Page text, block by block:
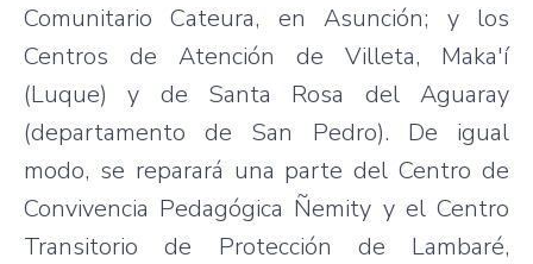
Comunitario Cateura, en Asunción; y los
Centros de Atención de Villeta, Maka'í
(Luque) y de Santa Rosa del Aguaray
(departamento de San Pedro). De igual
modo, se reparará una parte del Centro de
Convivencia Pedagógica Ñemity y el Centro
Transitorio de Protección de Lambaré,